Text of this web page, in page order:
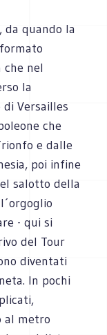
da quando la
nel
la
Versailles
che
e dalle
poi infine
salotto della
- qui si
del Tour
diventati
In pochi
al metro